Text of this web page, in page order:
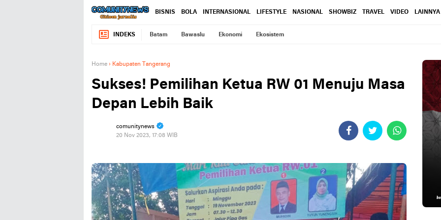
BISNIS BOLA INTERNASIONAL LIFESTYLE NASIONAL SHOWBIZ TRAVEL VIDEO LAINNYA
INDEKS Batam Bawaslu Ekonomi Ekosistem
Home › Kabupaten Tangerang
Sukses! Pemilihan Ketua RW 01 Menuju Masa
Depan Lebih Baik
comunitynews
20 Nov 2023, 17:08 WIB